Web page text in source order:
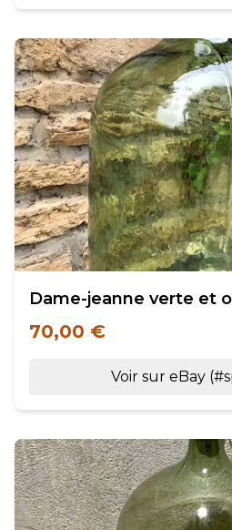
Dame-jeanne verte et
70,00 €
Voir sur eBay